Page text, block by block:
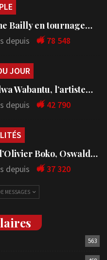
Bailly en tournage…
depuis 78 548
JOUR
Wabantu, l’artiste…
depuis 42 790
Boko, Oswald…
depuis 37 320
MESSAGES
563